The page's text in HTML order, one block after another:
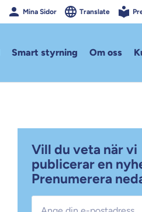
Mina Sidor Translate
Smart styrning Om oss
Vill du veta när vi
publicerar en
Prenumerera